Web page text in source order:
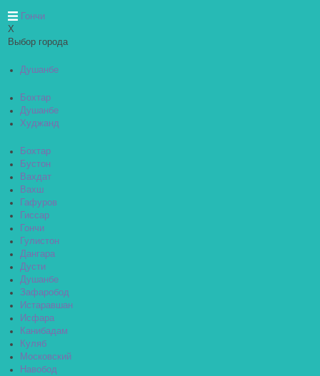
Гончи
X
Выбор города
Душанбе
Бохтар
Душанбе
Худжанд
Бохтар
Бустон
Вахдат
Вахш
Гафуров
Гиссар
Гончи
Гулистон
Дангара
Дусти
Душанбе
Зафаробод
Истаравшан
Исфара
Канибадам
Куляб
Московский
Навобод